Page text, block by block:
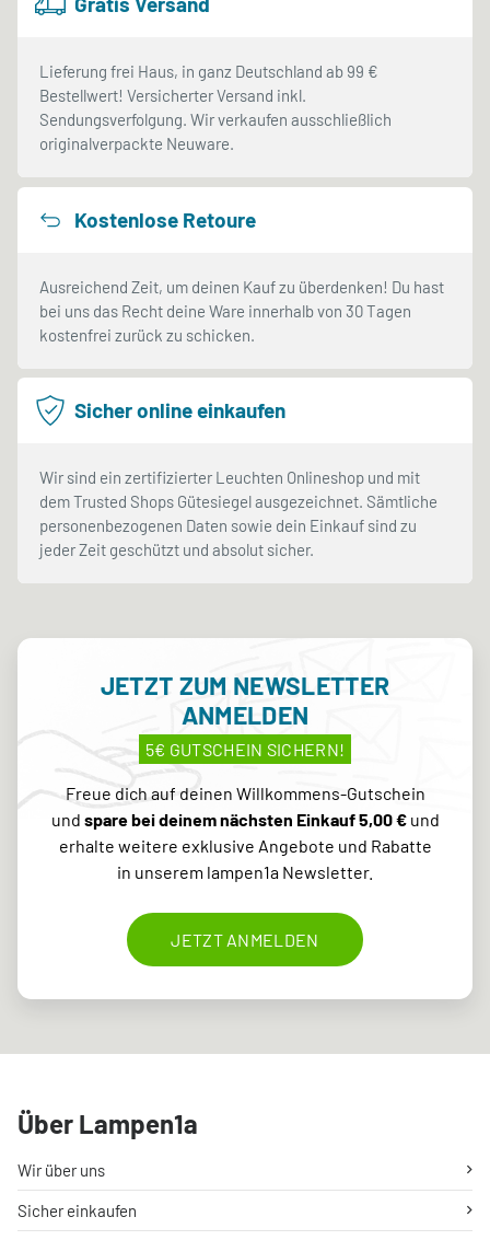
Lieferung frei Haus, in ganz Deutschland ab 99 €
Bestellwert! Versicherter Versand inkl.
Sendungsverfolgung. Wir verkaufen ausschließlich
originalverpackte Neuware.
Kostenlose Retoure
Ausreichend Zeit, um deinen Kauf zu überdenken! Du hast
bei uns das Recht deine Ware innerhalb von 30 Tagen
kostenfrei zurück zu schicken.
Sicher online einkaufen
Wir sind ein zertifizierter Leuchten Onlineshop und mit
dem Trusted Shops Gütesiegel ausgezeichnet. Sämtliche
personenbezogenen Daten sowie dein Einkauf sind zu
jeder Zeit geschützt und absolut sicher.
JETZT ZUM NEWSLETTER
ANMELDEN
5€ GUTSCHEIN SICHERN!
Freue dich auf deinen Willkommens-Gutschein
und spare bei deinem nächsten Einkauf 5,00 €und
erhalte weitere exklusive Angebote und Rabatte
in unserem lampen1a Newsletter.
JETZT ANMELDEN
Über Lampen1a
Wir über uns
Sicher einkaufen